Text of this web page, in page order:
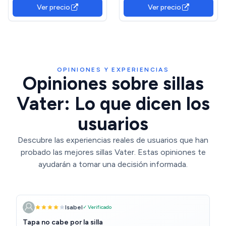
Inodoro para Ancianos.
Butaca con Inodoro.
Ver precio
Embarazadas,
Discapacitados, Niños
Ver precio
OPINIONES Y EXPERIENCIAS
Opiniones sobre sillas
Vater: Lo que dicen los
usuarios
Descubre las experiencias reales de usuarios que han
probado las mejores sillas Vater. Estas opiniones te
ayudarán a tomar una decisión informada.
Isabel✓ Verificado
Tapa no cabe por la silla